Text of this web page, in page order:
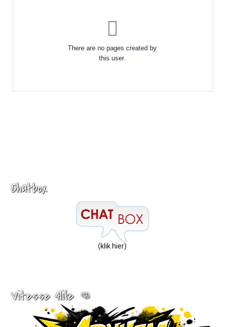
There are no pages created by
this user.
Chatbox
(klik hier)
Vitesse 4life 👊